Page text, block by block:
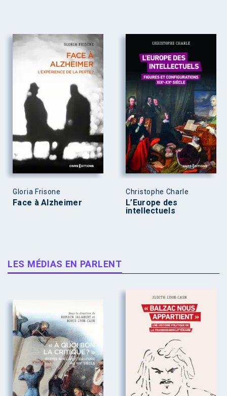
Gloria Frisone
Face à Alzheimer
Christophe Charle
L’Europe des
intellectuels
LES MÉDIAS EN PARLENT